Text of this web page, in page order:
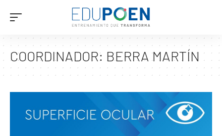
COORDINADOR: BERRA MARTÍN